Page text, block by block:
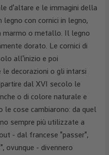
d'altare e le immagini della
legno con cornici in legno,
marmo o metallo. Il legno
dorato. Le cornici di
all'inizio e poi
decorazioni o gli intarsi
dal XVI secolo le
o di colore naturale e
le cose cambiarono: da quel
sempre più utilizzate a
- dal francese "passer",
ovunque - divennero